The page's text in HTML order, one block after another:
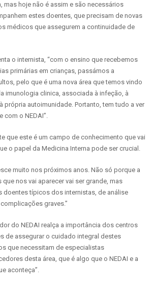
mas hoje não é assim e são necessários
estes doentes, que precisam de novas
médicos que assegurem a continuidade de
o internista, “com o ensino que recebemos
primárias em crianças, passámos a
pelo que é uma nova área que temos vindo
imunologia clinica, associada à infeção, à
própria autoimunidade. Portanto, tem tudo a ver
com o NEDAI”.
que este é um campo de conhecimento que vai
o papel da Medicina Interna pode ser crucial.
muito nos próximos anos. Não só porque a
nos vai aparecer vai ser grande, mas
doentes típicos dos internistas, de análise
graves.”
do NEDAI realça a importância dos centros
de assegurar o cuidado integral destes
que necessitam de especialistas
desta área, que é algo que o NEDAI e a
aconteça”.